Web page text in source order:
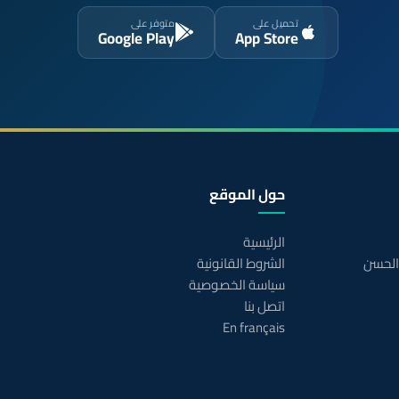
تحميل على
App Store
متوفر على
Google Play
حول الموقع
الرئيسية
الشروط القانونية
سياسة الخصوصية
اتصل بنا
En français